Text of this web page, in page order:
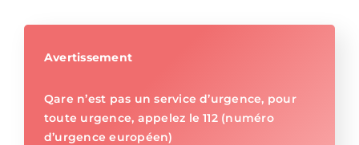
Avertissement
Qare n’est pas un service d’urgence, pour
toute urgence, appelez le 112 (numéro
d’urgence européen)